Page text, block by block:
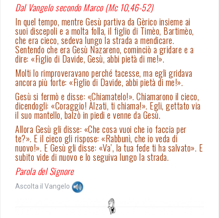
Dal Vangelo secondo Marco (Mc 10,46-52)
In quel tempo, mentre Gesù partiva da Gèrico insieme ai
suoi discepoli e a molta folla, il figlio di Timèo, Bartimèo,
che era cieco, sedeva lungo la strada a mendicare.
Sentendo che era Gesù Nazareno, cominciò a gridare e a
dire: «Figlio di Davide, Gesù, abbi pietà di me!».
Molti lo rimproveravano perché tacesse, ma egli gridava
ancora più forte: «Figlio di Davide, abbi pietà di me!».
Gesù si fermò e disse: «Chiamatelo!». Chiamarono il cieco,
dicendogli: «Coraggio! Àlzati, ti chiama!». Egli, gettato via
il suo mantello, balzò in piedi e venne da Gesù.
Allora Gesù gli disse: «Che cosa vuoi che io faccia per
te?». E il cieco gli rispose: «Rabbunì, che io veda di
nuovo!». E Gesù gli disse: «Va’, la tua fede ti ha salvato». E
subito vide di nuovo e lo seguiva lungo la strada.
Parola del Signore
Ascolta il Vangelo